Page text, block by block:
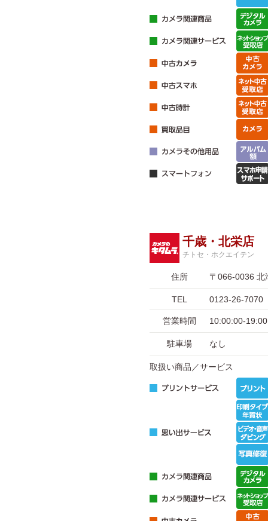
千歳・北栄店
チトセ・ホクエイテン
住所 〒066-0036 北
TEL 0123-26-7070
営業時間 10:00:00-
駐車場 なし
取扱い商品／サービス